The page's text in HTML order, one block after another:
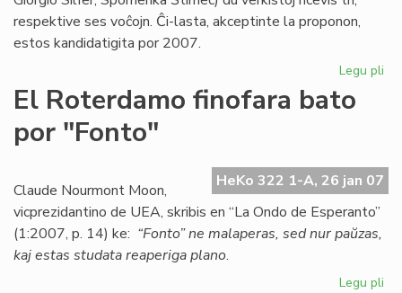
respektive ses voĉojn. Ĉi-lasta, akceptinte la proponon,
estos kandidatigita por 2007.
Legu pli
El Roterdamo finofara bato
por "Fonto"
HeKo 322 1-A, 26 jan 07
Claude Nourmont Moon,
vicprezidantino de UEA, skribis en “La Ondo de Esperanto”
(1:2007, p. 14) ke: “Fonto” ne malaperas, sed nur paŭzas,
kaj estas studata reaperiga plano.
Legu pli